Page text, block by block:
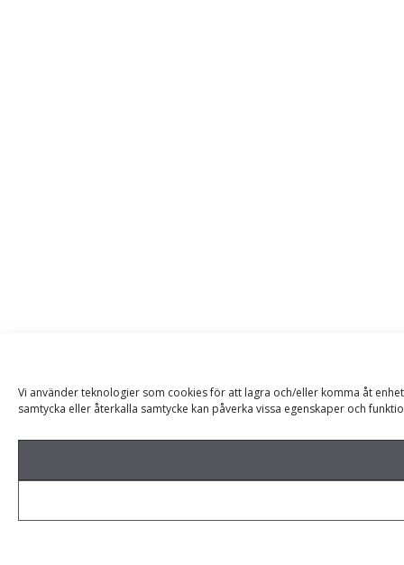
Vi använder teknologier som cookies för att lagra och/eller komma åt
samtycka eller återkalla samtycke kan påverka vissa egenskaper och